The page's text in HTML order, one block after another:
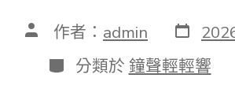
文 作者： admin 發
表
日
期
分
類
分類於 鐘聲輕輕響